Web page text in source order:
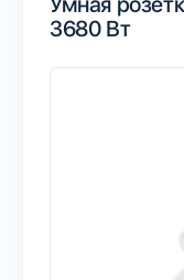
3680 Вт